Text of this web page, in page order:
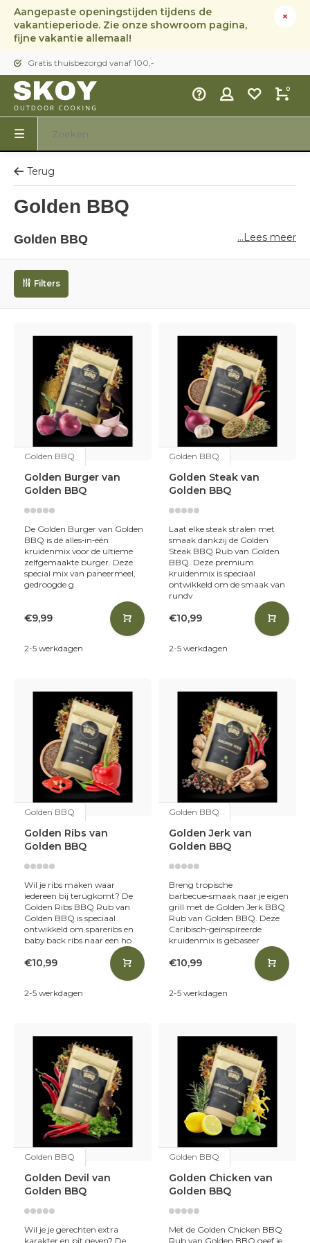
Aangepaste openingstijden tijdens de
vakantieperiode. Zie onze showroom pagina,
fijne vakantie allemaal!
Gratis thuisbezorgd vanaf 100,-
0
Terug
Golden BBQ
Golden BBQ
tijdens je volgende buurtbarbecue, met Golden BBQ’s dry
rubs creëer je hoe dan ook een echte smaaksensatie.
gebruikt, breng je al je gerechten op smaak met deze
heerlijke kruidenmixen. In veel BBQ rubs zit een enorme
hoeveelheid zout en suiker verwerkt. Dat is zonde! Want
hoewel dit fijne ingrediënten voor een rub zijn, moet de
smaak van de juiste kruiden en specerijen afkomen. Bij
Golden BBQ gaan ze altijd voor de perfecte mix van
smaakmakers en gebruiken ze ingrediënten van de
hoogste kwaliteit. Daarnaast proberen ze het suiker- en
zoutgehalte in de BBQ rubs zo laag mogelijk te houden.
...Lees meer
Filters
Golden BBQ
Golden Burger van
Golden BBQ
De Golden Burger van Golden
BBQ is dé alles‑in‑één
kruidenmix voor de ultieme
zelfgemaakte burger. Deze
special mix van paneermeel,
gedroogde g
€9,99
2-5 werkdagen
Golden BBQ
Golden Steak van
Golden BBQ
Laat elke steak stralen met
smaak dankzij de Golden
Steak BBQ Rub van Golden
BBQ. Deze premium
kruidenmix is speciaal
ontwikkeld om de smaak van
rundv
€10,99
2-5 werkdagen
Golden BBQ
Golden Ribs van
Golden BBQ
Wil je ribs maken waar
iedereen bij terugkomt? De
Golden Ribs BBQ Rub van
Golden BBQ is speciaal
ontwikkeld om spareribs en
baby back ribs naar een ho
€10,99
2-5 werkdagen
Golden BBQ
Golden Jerk van
Golden BBQ
Breng tropische
barbecue‑smaak naar je eigen
grill met de Golden Jerk BBQ
Rub van Golden BBQ. Deze
Caribisch‑geïnspireerde
kruidenmix is gebaseer
€10,99
2-5 werkdagen
Golden BBQ
Golden Devil van
Golden BBQ
Wil je je gerechten extra
karakter en pit geven? De
Golden BBQ
Golden Chicken van
Golden BBQ
Met de Golden Chicken BBQ
Rub van Golden BBQ geef je